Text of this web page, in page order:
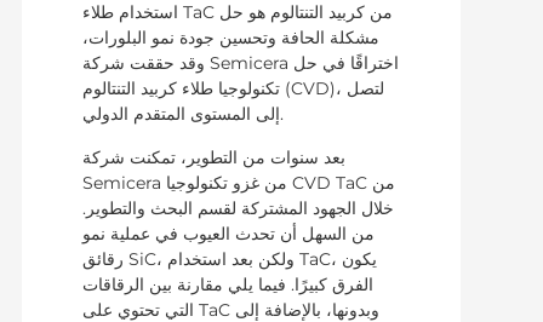
استخدام طلاء TaC من كربيد التنتالوم هو حل
مشكلة الحافة وتحسين جودة نمو البلورات،
وقد حققت شركة Semicera اختراقًا في حل
تكنولوجيا طلاء كربيد التنتالوم (CVD)، لتصل
إلى المستوى المتقدم الدولي.
بعد سنوات من التطوير، تمكنت شركة
Semicera من غزو تكنولوجيا CVD TaC من
خلال الجهود المشتركة لقسم البحث والتطوير.
من السهل أن تحدث العيوب في عملية نمو
رقائق SiC، ولكن بعد استخدام TaC، يكون
الفرق كبيرًا. فيما يلي مقارنة بين الرقاقات
التي تحتوي على TaC وبدونها، بالإضافة إلى